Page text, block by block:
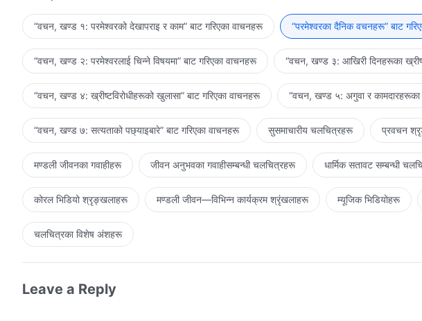
अगमवाणी बोल्न सक्थे, तर अन्य कुनै काम गर्नमा परमेश्‍वरको आत्माको प्रतिनिधित्व गर्न असमर्थ
कहिल्यै मानिसबाट भएको थिएन, र मानवजातिलाई छुटकारा गर्ने काम पनि गर्नुभयो, त्यसैले उहाँ
“वचन, खण्ड १: परमेश्‍वरको देखापराइ र काम” बाट गरिएका वाचनहरू “परमेश्‍वरका दैनिक वचनहरू” बाट
“वचन, खण्ड २: परमेश्‍वरलाई चिन्‍ने विषयमा” बाट गरिएका वाचनहरू “वचन, खण्ड ३: आखिरी दिनहरूका
“वचन, खण्ड ४: ख्रीष्टविरोधीहरूको खुलासा” बाट गरिएका वाचनहरू “वचन, खण्ड ५: अगुवा र कामदारहरूका
“वचन, खण्ड ७: सत्यताको पछ्याइबारे” बाट गरिएका वाचनहरू सुसमाचारीय चलचित्रहरू प्रवचन
मण्डली जीवनका गवाहीहरू जीवन अनुभवका गवाहीसम्‍बन्धी चलचित्रहरू धार्मिक सतावट सम्‍बन्धी
कोरल भिडियो श्रृङ्खलाहरू मण्डली जीवन—विभिन्‍न कार्यक्रम श्रृंखलाहरू म्यूजिक भिडियोहरू
चलचित्रका विशेष अंशहरू
Leave a Reply